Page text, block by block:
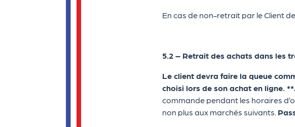
En cas de non-retrait par le Client
5.2 – Retrait des achats dans les
Le client devra faire la queue
choisi lors de son achat en ligne.
commande pendant les horaires
non plus aux marchés suivants.